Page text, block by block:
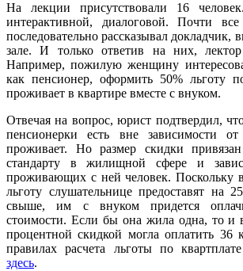
На лекции присутствовали 16
интерактивной, диалоговой. Почти
последовательно рассказывал докладчик,
зале. И только ответив на них,
Например, пожилую женщину
как пенсионер, оформить 50% льготу
проживает в квартире вместе с внуком.
Отвечая на вопрос, юрист подтвердил,
пенсионерки есть вне зависимости
проживает. Но размер скидки
стандарту в жилищной сфере и
проживающих с ней человек. Поскольку
льготу слушательнице предоставят на
свыше, им с внуком придется
стоимости. Если бы она жила одна, то и
процентной скидкой могла оплатить
правилах расчета льготы по
здесь.